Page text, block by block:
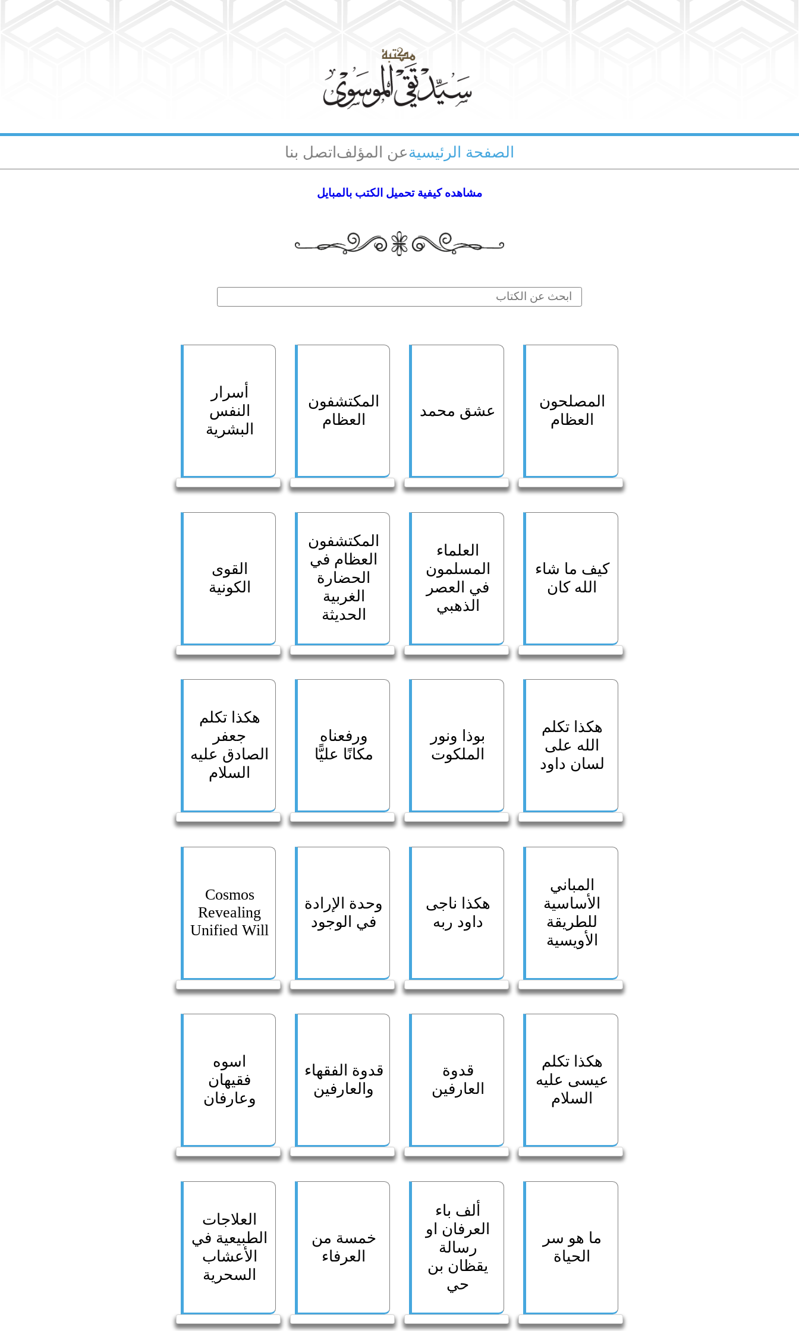
الصفحة الرئيسيةعن المؤلف اتصل بنا
مشاهده كيفية تحميل الكتب بالمبايل
المصلحون
العظام
عشق محمد
المكتشفون
العظام
أسرار
النفس
البشرية
كيف ما شاء
الله كان
العلماء
المسلمون
في العصر
الذهبي
المكتشفون
العظام في
الحضارة
الغربية
الحديثة
القوى
الكونية
هكذا تكلم
الله على
لسان داود
بوذا ونور
الملكوت
ورفعناه
مكانًا عليًّا
هكذا تكلم
جعفر
الصادق عليه
السلام
المباني
الأساسية
للطريقة
الأويسية
هكذا ناجى
داود ربه
وحدة الإرادة
في الوجود
Cosmos
Revealing
Unified Will
هكذا تكلم
عيسى عليه
السلام
قدوة
العارفين
قدوة الفقهاء
والعارفين
اسوه
فقيهان
وعارفان
ما هو سر
الحياة
ألف باء
العرفان او
رسالة
يقظان بن
حي
خمسة من
العرفاء
العلاجات
الطبيعية في
الأعشاب
السحرية